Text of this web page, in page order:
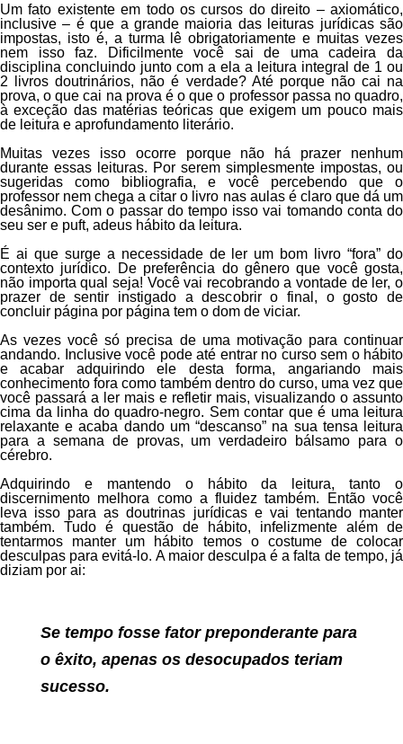
Um fato existente em todo os cursos do direito – axiomático,
inclusive – é que a grande maioria das leituras jurídicas são
impostas, isto é, a turma lê obrigatoriamente e muitas vezes
nem isso faz. Dificilmente você sai de uma cadeira da
disciplina concluindo junto com a ela a leitura integral de 1 ou
2 livros doutrinários, não é verdade? Até porque não cai na
prova, o que cai na prova é o que o professor passa no quadro,
à exceção das matérias teóricas que exigem um pouco mais
de leitura e aprofundamento literário.
Muitas vezes isso ocorre porque não há prazer nenhum
durante essas leituras. Por serem simplesmente impostas, ou
sugeridas como bibliografia, e você percebendo que o
professor nem chega a citar o livro nas aulas é claro que dá um
desânimo. Com o passar do tempo isso vai tomando conta do
seu ser e puft, adeus hábito da leitura.
É ai que surge a necessidade de ler um bom livro “fora” do
contexto jurídico. De preferência do gênero que você gosta,
não importa qual seja! Você vai recobrando a vontade de ler, o
prazer de sentir instigado a descobrir o final, o gosto de
concluir página por página tem o dom de viciar.
As vezes você só precisa de uma motivação para continuar
andando. Inclusive você pode até entrar no curso sem o hábito
e acabar adquirindo ele desta forma, angariando mais
conhecimento fora como também dentro do curso, uma vez que
você passará a ler mais e refletir mais, visualizando o assunto
cima da linha do quadro-negro. Sem contar que é uma leitura
relaxante e acaba dando um “descanso” na sua tensa leitura
para a semana de provas, um verdadeiro bálsamo para o
cérebro.
Adquirindo e mantendo o hábito da leitura, tanto o
discernimento melhora como a fluidez também. Então você
leva isso para as doutrinas jurídicas e vai tentando manter
também. Tudo é questão de hábito, infelizmente além de
tentarmos manter um hábito temos o costume de colocar
desculpas para evitá-lo. A maior desculpa é a falta de tempo, já
diziam por ai:
Se tempo fosse fator preponderante para
o êxito, apenas os desocupados teriam
sucesso.